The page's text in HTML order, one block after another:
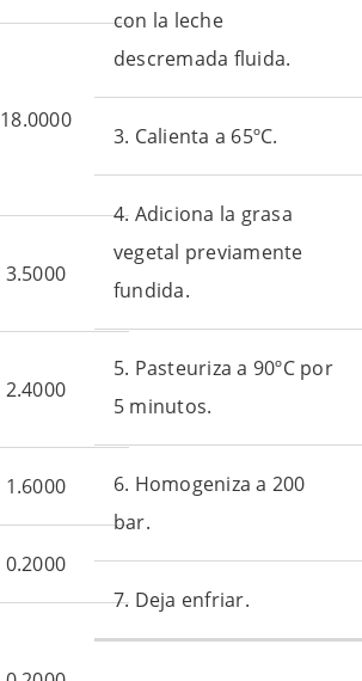
18.0000
3.5000
2.4000
1.6000
0.2000
con la leche
descremada fluida.
3. Calienta a 65ºC.
4. Adiciona la grasa
vegetal previamente
fundida.
5. Pasteuriza a 90ºC por
5 minutos.
6. Homogeniza a 200
bar.
7. Deja enfriar.